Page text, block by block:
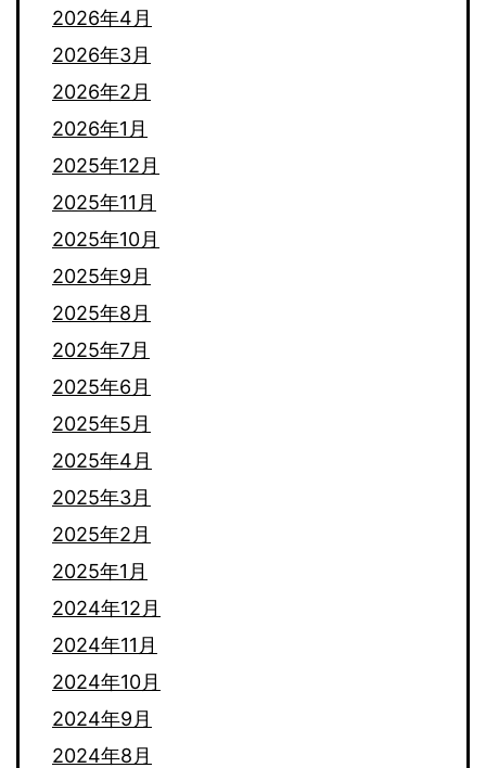
2026年4月
2026年3月
2026年2月
2026年1月
2025年12月
2025年11月
2025年10月
2025年9月
2025年8月
2025年7月
2025年6月
2025年5月
2025年4月
2025年3月
2025年2月
2025年1月
2024年12月
2024年11月
2024年10月
2024年9月
2024年8月